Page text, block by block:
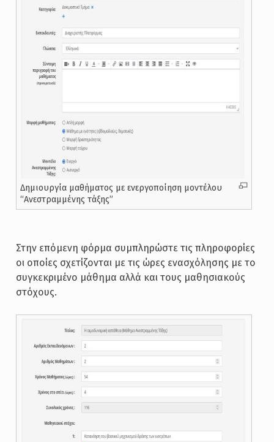
Δημιουργία μαθήματος με ενεργοποίηση μοντέλου
“Ανεστραμμένης τάξης”
Στην επόμενη φόρμα συμπληρώστε τις πληροφορίες
οι οποίες σχετίζονται με τις ώρες ενασχόλησης με το
συγκεκριμένο μάθημα αλλά και τους μαθησιακούς
στόχους.